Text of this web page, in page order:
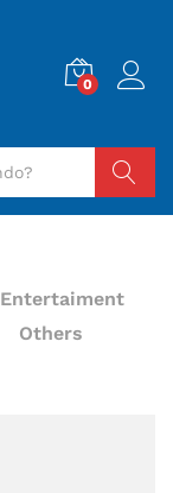
0
Entertaiment
Others